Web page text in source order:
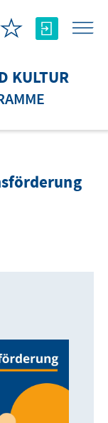
KULTUR